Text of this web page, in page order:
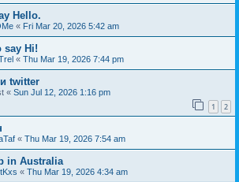
Hello.
« Fri Mar 20, 2026 5:42 am
say Hi!
« Thu Mar 19, 2026 7:44 pm
twitter
« Sun Jul 12, 2026 1:16 pm
1 2
« Thu Mar 19, 2026 7:54 am
in Australia
« Thu Mar 19, 2026 4:34 am